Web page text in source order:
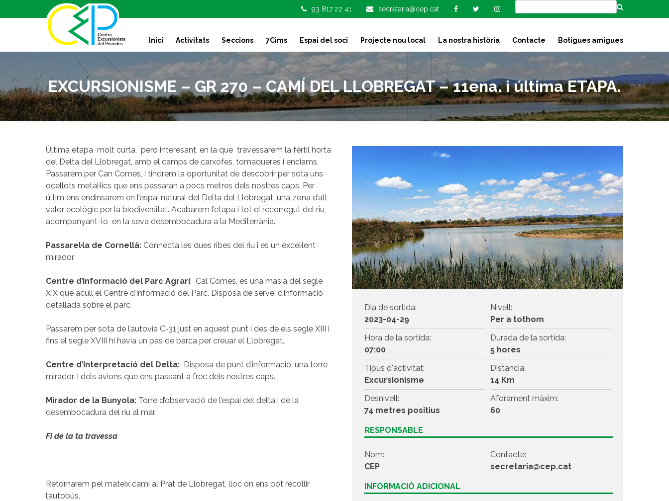
k
t
o
n
t
93 817 22 41 secretaria@cep.cat
Inici Activitats Seccions 7Cims Espai del soci Projecte nou local La nostra història Contacte Botigues amigues
EXCURSIONISME – GR 270 – CAMÍ DEL LLOBREGAT – 11ena. i última ETAPA.
Última etapa molt curta, però interesant, en la que travessarem la fèrtil horta
del Delta del Llobregat, amb el camps de carxofes, tomaqueres i enciams.
Passarem per Can Comes, i tindrem la oportunitat de descobrir per sota uns
ocellots metàl·lics que ens passaran a pocs metres dels nostres caps. Per
últim ens endinsarem en l’espai natural del Delta del Llobregat, una zona d’alt
valor ecològic per la biodiversitat. Acabarem l’etapa i tot el recorregut del riu,
acompanyant-lo en la seva desembocadura a la Mediterrània.
Passarel·la de Cornellà: Connecta les dues ribes del riu i es un excel·lent
mirador.
Centre d’informació del Parc Agrari: Cal Comes, és una masia del segle
XIX que acull el Centre d’Informació del Parc. Disposa de servei d’informació
detallada sobre el parc.
Passarem per sota de l’autovia C-31 just en aquest punt i des de els segle XIII i
fins el segle XVIII hi havia un pas de barca per creuar el Llobregat.
Centre d’Interpretació del Delta: Disposa de punt d’informació, una torre
mirador. I dels avions que ens passant a frec dels nostres caps.
Mirador de la Bunyola: Torre d’observació de l’espai del delta i de la
desembocadura del riu al mar.
Fi de la ta travessa
Retornarem pel mateix camí al Prat de Llobregat, lloc on ens pot recollir
l’autobús.
Dia de sortida:
2023-04-29
Nivell:
Per a tothom
Hora de la sortida:
07:00
Durada de la sortida:
5 hores
Tipus d'activitat:
Excursionisme
Distància:
14 Km
Desnivell:
74 metres positius
Aforament màxim:
60
RESPONSABLE
Nom:
CEP
Contacte:
secretaria@cep.cat
INFORMACIÓ ADICIONAL